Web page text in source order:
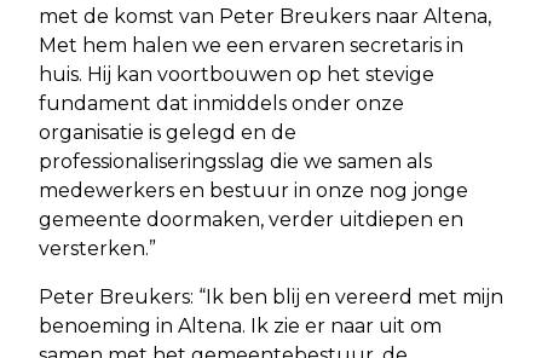
met de komst van Peter Breukers naar Altena,
Met hem halen we een ervaren secretaris in
huis. Hij kan voortbouwen op het stevige
fundament dat inmiddels onder onze
organisatie is gelegd en de
professionaliseringsslag die we samen als
medewerkers en bestuur in onze nog jonge
gemeente doormaken, verder uitdiepen en
versterken.”
Peter Breukers: “Ik ben blij en vereerd met mijn
benoeming in Altena. Ik zie er naar uit om